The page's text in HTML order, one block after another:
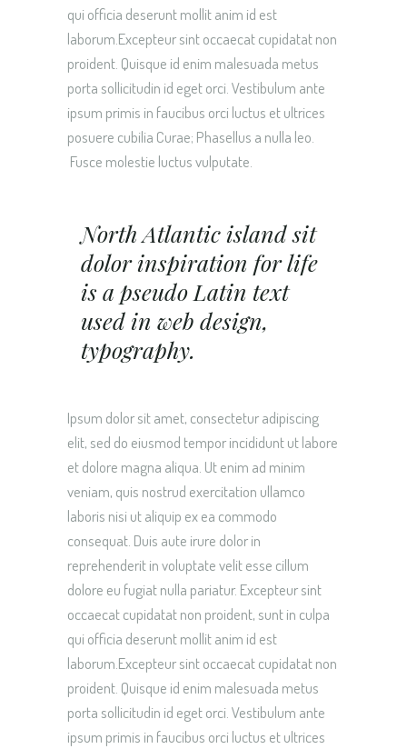
qui officia deserunt mollit anim id est
laborum.Excepteur sint occaecat cupidatat non
proident. Quisque id enim malesuada metus
porta sollicitudin id eget orci. Vestibulum ante
ipsum primis in faucibus orci luctus et ultrices
posuere cubilia Curae; Phasellus a nulla leo.
Fusce molestie luctus vulputate.
North Atlantic island sit
dolor inspiration for life
is a pseudo Latin text
used in web design,
typography.
Ipsum dolor sit amet, consectetur adipiscing
elit, sed do eiusmod tempor incididunt ut labore
et dolore magna aliqua. Ut enim ad minim
veniam, quis nostrud exercitation ullamco
laboris nisi ut aliquip ex ea commodo
consequat. Duis aute irure dolor in
reprehenderit in voluptate velit esse cillum
dolore eu fugiat nulla pariatur. Excepteur sint
occaecat cupidatat non proident, sunt in culpa
qui officia deserunt mollit anim id est
laborum.Excepteur sint occaecat cupidatat non
proident. Quisque id enim malesuada metus
porta sollicitudin id eget orci. Vestibulum ante
ipsum primis in faucibus orci luctus et ultrices